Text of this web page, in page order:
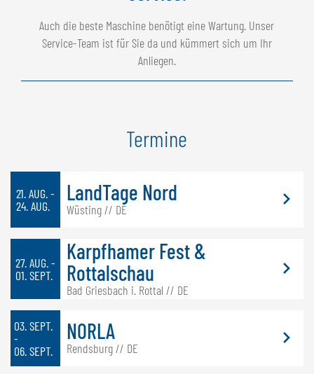
Auch die beste Maschine benötigt eine Wartung. Unser
Service-Team ist für Sie da und kümmert sich um Ihr
Anliegen.
Termine
21. AUG. -
24. AUG.
LandTage Nord
Wüsting // DE
27. AUG. -
01. SEPT.
Karpfhamer Fest &
Rottalschau
Bad Griesbach i. Rottal // DE
03. SEPT.
-
06. SEPT.
NORLA
Rendsburg // DE